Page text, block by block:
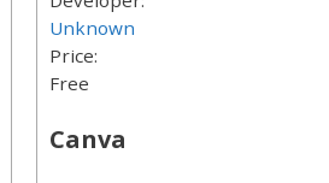
Unknown
Price:
Free
Canva